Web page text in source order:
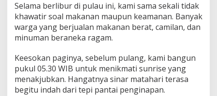
Selama berlibur di pulau ini, kami sama sekali tidak
khawatir soal makanan maupun keamanan. Banyak
warga yang berjualan makanan berat, camilan, dan
minuman beraneka ragam.
Keesokan paginya, sebelum pulang, kami bangun
pukul 05.30 WIB untuk menikmati sunrise yang
menakjubkan. Hangatnya sinar matahari terasa
begitu indah dari tepi pantai penginapan.